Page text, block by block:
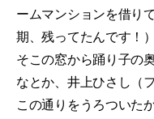
ームマンションを借り
期、残ってたんです！
そこの窓から踊り子の
なとか、井上ひさし（
この通りをうろついた